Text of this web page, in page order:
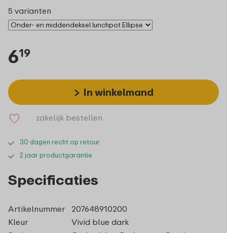
5 varianten
619
In winkelmand
zakelijk bestellen
30 dagen recht op retour
2 jaar productgarantie
Specificaties
Artikelnummer
207648910200
Kleur
Vivid blue dark